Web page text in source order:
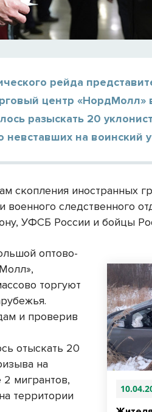
рейда
центр «НордМолл»
разыскать 20
невставших на воинский
скопления иностранных
военного следственного
УФСБ России и бойцы
оптово-
торгуют
и проверив
отыскать 20
на
мигрантов,
территории